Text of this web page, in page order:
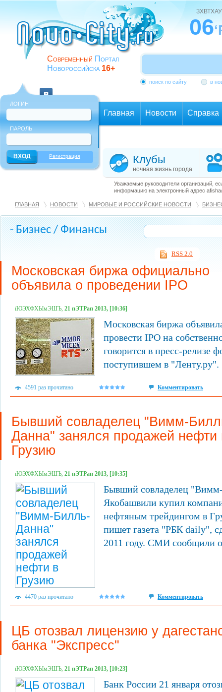
Современный Портал
Новороссийска 16+
ЗХВТХАУ
06
поиск по сайту в
ЛОГИН
ПАРОЛЬ
Регистрация
Главная Новости Справка
Клубы
ночная жизнь города
Уважаемые руководители организаций,
информацию на электронный адрес
ГЛАВНАЯ НОВОСТИ МИРОВЫЕ И РОССИЙСКИЕ НОВОСТИ
- Бизнес / Финансы
RSS 2.0
Московская биржа официально
объявила о проведении IPO
їЮЭХФХЫмЭШЪ, 21 пЭТРап 2013, [10:36]
Московская биржа
провести IPO на
говорится в пресс-релизе
поступившем в "Ленту.ру".
4591 раз прочитано Комментировать
Бывший совладелец "Вимм-
Данна" занялся продажей нефти
Грузию
їЮЭХФХЫмЭШЪ, 21 пЭТРап 2013, [10:35]
Бывший совладелец
Якобашвили купил
нефтяным трейдингом в
пишет газета "РБК daily",
2011 году. СМИ сообщили
4470 раз прочитано Комментировать
ЦБ отозвал лицензию у
банка "Экспресс"
їЮЭХФХЫмЭШЪ, 21 пЭТРап 2013, [10:23]
Банк России 21 января